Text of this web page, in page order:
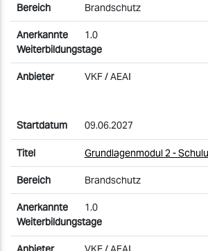
Brandschutz
1.0
VKF / AEAI
09.06.2027
Grundlagenmodul 2 -
Brandschutz
1.0